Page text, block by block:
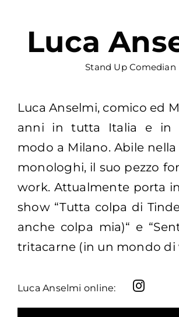
Luca
Stand Up Comedian
Luca Anselmi, comico ed
anni in tutta Italia e in
modo a Milano. Abile
monologhi, il suo pezzo
work. Attualmente porta
show “Tutta colpa di
anche colpa mia)“ e
tritacarne (in un mondo di
Luca Anselmi online: